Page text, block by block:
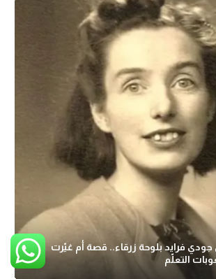
جودي فرايد بلوحة زرقاء.. قصة أم غيّرت
التعلّم